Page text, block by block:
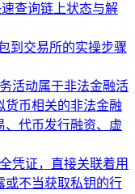
查询链上状态与解
到交易所的实操步骤
活动属于非法金融活
货币相关的非法金融
、代币发行融资、虚
凭证，直接关联着用
或不当获取私钥的行